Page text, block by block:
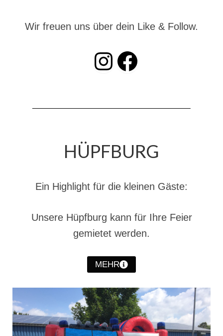
Christkindwiegen 2024
Christkindwiegen 2022
Christkindwiegen 2019
Christkindwiegen 2017
Jahreskonzert 2017
Oktoberfestkonzert 2018
Wir freuen uns über dein Like & Follow.
INSTAGRAM Facebook
HÜPFBURG
Ein Highlight für die kleinen Gäste:
Unsere Hüpfburg kann für Ihre Feier
gemietet werden.
MEHR